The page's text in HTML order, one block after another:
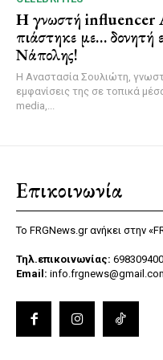
Η γνωστή influencer
πιάστηκε με… δονητή
Νάπολης!
Η Αναστασία Σουλιώτη,
εμφανίσεις της σε τοπικά
media,...
Επικοινωνία
Το FRGNews.gr ανήκει στην
Τηλ.επικοινωνίας:
Email: